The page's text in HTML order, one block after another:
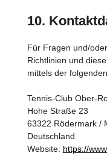
10.
Für Fragen und/
Richtlinien und
mittels der
Tennis-Club Ober-
Hohe Straße 23
63322 Rödermark /
Deutschland
Website: https://